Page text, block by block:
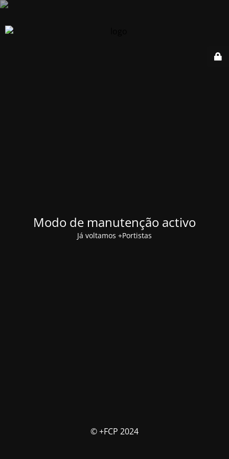
Modo de manutenção activo
Já voltamos +Portistas
© +FCP 2024